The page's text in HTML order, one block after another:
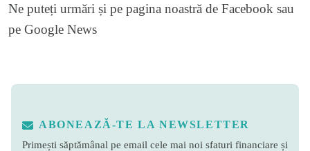
Ne puteți urmări și pe pagina noastră de Facebook sau
pe Google News
ABONEAZĂ-TE LA NEWSLETTER
Primești săptămânal pe email cele mai noi sfaturi financiare și